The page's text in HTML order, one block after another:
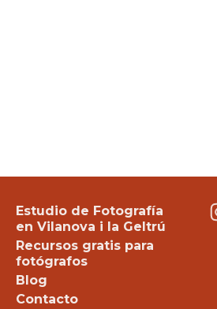
Estudio de Fotografía
en Vilanova i la Geltrú
Recursos gratis para
fotógrafos
Blog
Contacto